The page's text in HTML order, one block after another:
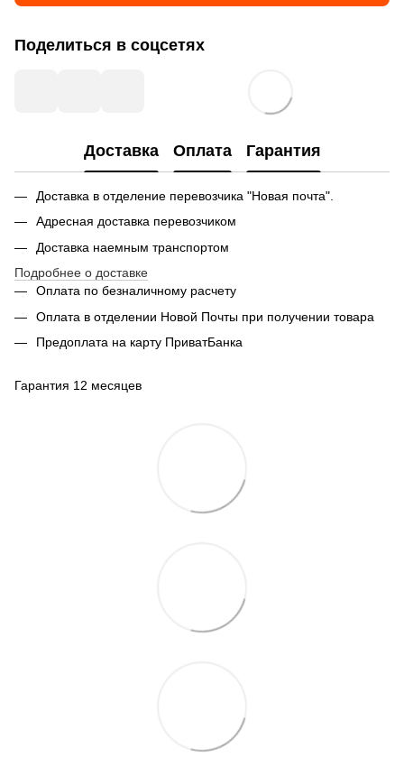
Поделиться в соцсетях
Доставка Оплата Гарантия
Доставка в отделение перевозчика "Новая почта".
Адресная доставка перевозчиком
Доставка наемным транспортом
Подробнее о доставке
Оплата по безналичному расчету
Оплата в отделении Новой Почты при получении товара
Предоплата на карту ПриватБанка
Гарантия 12 месяцев